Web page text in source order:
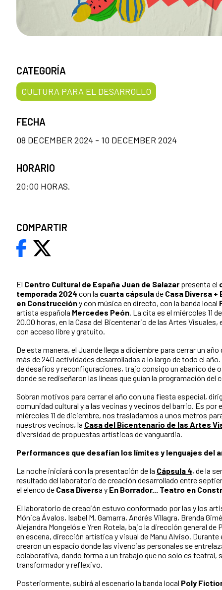
El Centro Cultural de España Juan de Salazar presenta el
temporada 2024 con la cuarta cápsulade Casa Diversa
en Construccióny con música en directo, con la banda local
artista española Mercedes Peón. La cita es el miércoles 11
20.00 horas, en la Casa del Bicentenario de las Artes Visuales,
con acceso libre y gratuito.
De esta manera, el Juande llega a diciembre para cerrar un
más de 240 actividades desarrolladas a lo largo de todo el
de desafíos y reconfiguraciones, trajo consigo un abanico de
donde se rediseñaron las líneas que guían la programación del
Sobran motivos para cerrar el año con una fiesta especial,
comunidad cultural y a las vecinas y vecinos del barrio. Es por
miércoles 11 de diciembre, nos trasladamos a unos metros
nuestros vecinos, la Casa del Bicentenario de las Artes
diversidad de propuestas artísticas de vanguardia.
Performances que desafían los límites y lenguajes del
La noche iniciará con la presentación de la Cápsula 4, de la
resultado del laboratorio de creación desarrollado entre
el elenco de Casa Diversa y En Borrador... Teatro en
El laboratorio de creación estuvo conformado por las y los
Mónica Ávalos, Isabel M. Gamarra, Andrés Villagra, Brenda
Alejandra Mongelós e Yren Rotela, bajo la dirección general de
en escena, dirección artística y visual de Manu Alviso.
crearon un espacio donde las vivencias personales se
colaborativa, dando forma a un trabajo que no solo es teatral,
transformador y reflexivo.
Posteriormente, subirá al escenario la banda local Poly
CATEGORÍA
CULTURA PARA EL DESARROLLO
FECHA
08 DECEMBER 2024 - 10 DECEMBER 2024
HORARIO
20:00 HORAS.
COMPARTIR